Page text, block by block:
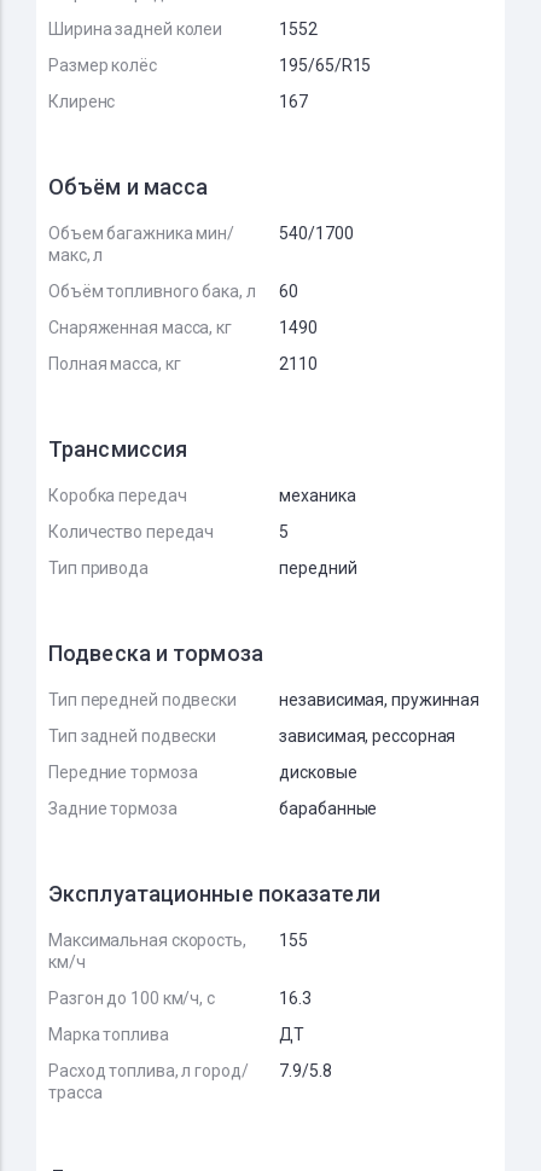
Ширина задней колеи
1552
Размер колёс
195/65/R15
Клиренс
167
Объём и масса
Объем багажника мин/
макс, л
540/1700
Объём топливного бака, л
60
Снаряженная масса, кг
1490
Полная масса, кг
2110
Трансмиссия
Коробка передач
механика
Количество передач
5
Тип привода
передний
Подвеска и тормоза
Тип передней подвески
независимая, пружинная
Тип задней подвески
зависимая, рессорная
Передние тормоза
дисковые
Задние тормоза
барабанные
Эксплуатационные показатели
Максимальная скорость,
км/ч
155
Разгон до 100 км/ч, с
16.3
Марка топлива
ДТ
Расход топлива, л город/
трасса
7.9/5.8